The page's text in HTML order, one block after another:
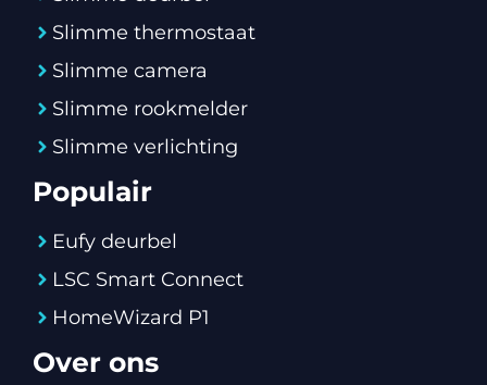
Slimme thermostaat
Slimme camera
Slimme rookmelder
Slimme verlichting
Populair
Eufy deurbel
LSC Smart Connect
HomeWizard P1
Over ons